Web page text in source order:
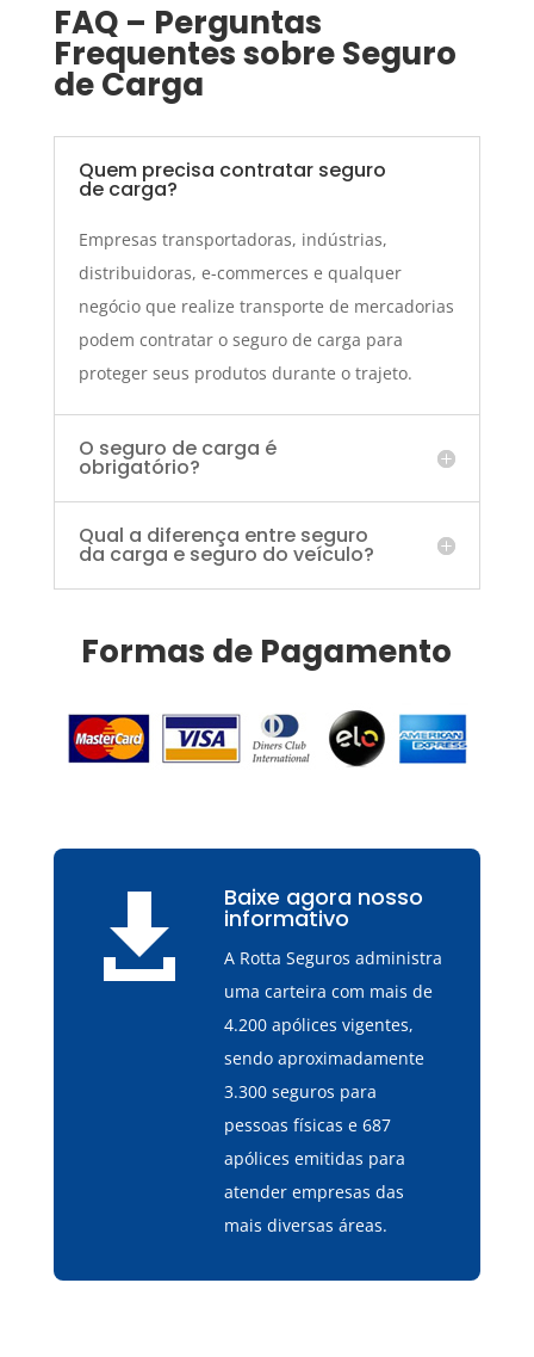
FAQ – Perguntas
Frequentes sobre Seguro
de Carga
Quem precisa contratar seguro
de carga?
Empresas transportadoras, indústrias,
distribuidoras, e-commerces e qualquer
negócio que realize transporte de mercadorias
podem contratar o seguro de carga para
proteger seus produtos durante o trajeto.
O seguro de carga é
obrigatório?
Qual a diferença entre seguro
da carga e seguro do veículo?
Formas de Pagamento
 Baixe agora nosso
informativo
A Rotta Seguros administra
uma carteira com mais de
4.200 apólices vigentes,
sendo aproximadamente
3.300 seguros para
pessoas físicas e 687
apólices emitidas para
atender empresas das
mais diversas áreas.